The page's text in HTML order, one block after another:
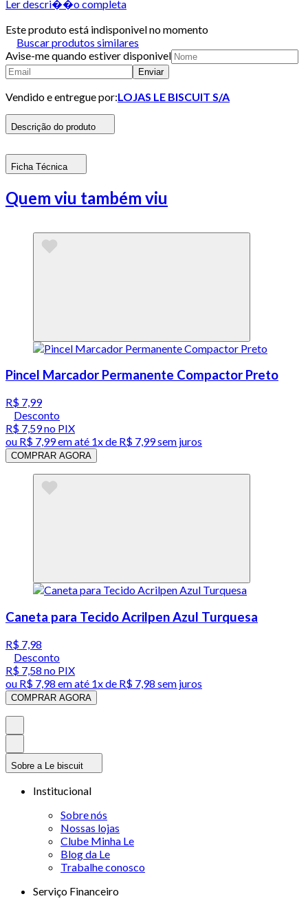
Ler descri��o completa
Este produto está indisponivel no momento
Buscar produtos similares
Avise-me quando estiver disponivel
Enviar
Vendido e entregue por:LOJAS LE BISCUIT S/A
Descrição do produto
Ficha Técnica
Quem viu também viu
Pincel Marcador Permanente Compactor Preto
R$ 7,99
Desconto
R$ 7,59no PIX
ou R$ 7,99em até 1x de R$ 7,99sem juros
COMPRAR AGORA
Caneta para Tecido Acrilpen Azul Turquesa
R$ 7,98
Desconto
R$ 7,58 no PIX
ou R$ 7,98 em até 1x de R$ 7,98 sem juros
COMPRAR AGORA
Sobre a Le biscuit
Institucional
Sobre nós
Nossas lojas
Clube Minha Le
Blog da Le
Trabalhe conosco
Serviço Financeiro